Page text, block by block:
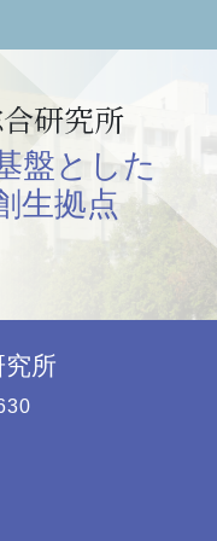
研究所
盤とした
生拠点
所